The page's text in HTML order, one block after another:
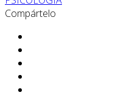
Compártelo